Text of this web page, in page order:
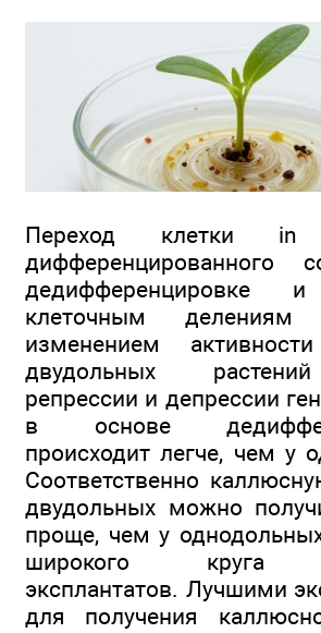
Переход клетки
дифференцированного
дедифференцировке
клеточным делениям
изменением
двудольных
репрессии и депрессии
в основе
происходит легче, чем у
Соответственно
двудольных можно
проще, чем у
широкого круга
эксплантатов. Лучшими
для получения